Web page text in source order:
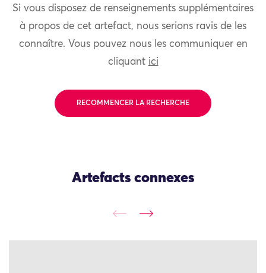
Si vous disposez de renseignements supplémentaires
à propos de cet artefact, nous serions ravis de les
connaître. Vous pouvez nous les communiquer en
cliquant ici
RECOMMENCER LA RECHERCHE
Artefacts connexes